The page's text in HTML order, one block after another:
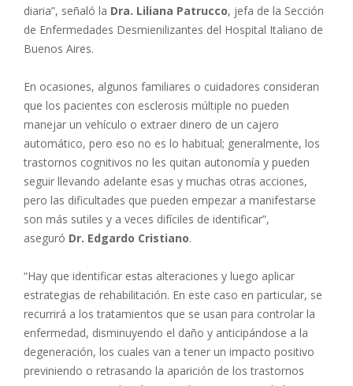
diaria”, señaló la Dra. Liliana Patrucco, jefa de la Sección
de Enfermedades Desmienilizantes del Hospital Italiano de
Buenos Aires.
En ocasiones, algunos familiares o cuidadores consideran
que los pacientes con esclerosis múltiple no pueden
manejar un vehículo o extraer dinero de un cajero
automático, pero eso no es lo habitual; generalmente, los
trastornos cognitivos no les quitan autonomía y pueden
seguir llevando adelante esas y muchas otras acciones,
pero las dificultades que pueden empezar a manifestarse
son más sutiles y a veces difíciles de identificar”,
aseguró Dr. Edgardo Cristiano.
“Hay que identificar estas alteraciones y luego aplicar
estrategias de rehabilitación. En este caso en particular, se
recurrirá a los tratamientos que se usan para controlar la
enfermedad, disminuyendo el daño y anticipándose a la
degeneración, los cuales van a tener un impacto positivo
previniendo o retrasando la aparición de los trastornos